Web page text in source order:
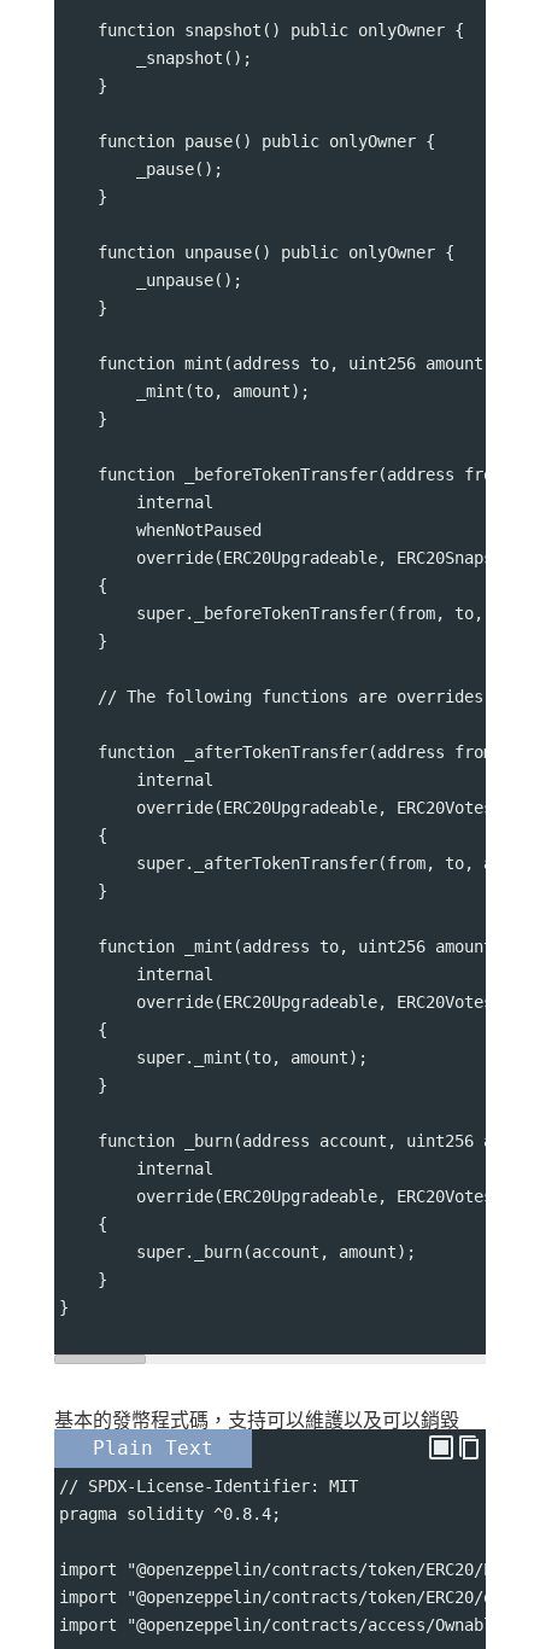
    function snapshot() public onlyOwner {
        _snapshot();
    }
    function pause() public onlyOwner {
        _pause();
    }
    function unpause() public onlyOwner {
        _unpause();
    }
function mint(address to, uint256 amount)
        _mint(to, amount);
    }
function _beforeTokenTransfer(address from,
        internal
        whenNotPaused
override(ERC20Upgradeable,
    {
super._beforeTokenTransfer(from, to,
    }
// The following functions are overrides
function _afterTokenTransfer(address from,
        internal
override(ERC20Upgradeable,
    {
super._afterTokenTransfer(from, to,
    }
    function _mint(address to, uint256 amount)
        internal
override(ERC20Upgradeable,
    {
        super._mint(to, amount);
    }
function _burn(address account, uint256
        internal
override(ERC20Upgradeable,
    {
        super._burn(account, amount);
    }
}
基本的發幣程式碼，支持可以維護以及可以銷毀
Plain Text
// SPDX-License-Identifier: MIT
pragma solidity ^0.8.4;
import "@openzeppelin/contracts/token/ERC20/
import "@openzeppelin/contracts/token/ERC20/
import "@openzeppelin/contracts/access/